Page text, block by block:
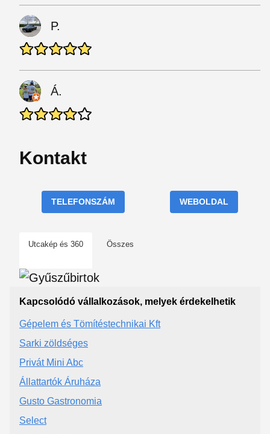
P.
Á.
Kontakt
TELEFONSZÁM WEBOLDAL
Utcakép és 360 Összes
Kapcsolódó vállalkozások, melyek érdekelhetik
Gépelem és Tömítéstechnikai Kft
Sarki zöldséges
Privát Mini Abc
Állattartók Áruháza
Gusto Gastronomia
Select